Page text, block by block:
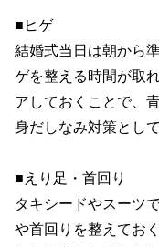
■ヒゲ
結婚式当日は朝から
ゲを整える時間が取
アしておくことで、
身だしなみ対策とし
■えり足・首回り
タキシードやスーツ
や首回りを整えてお